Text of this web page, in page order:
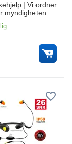
| Vi ordner
myndighetene
av